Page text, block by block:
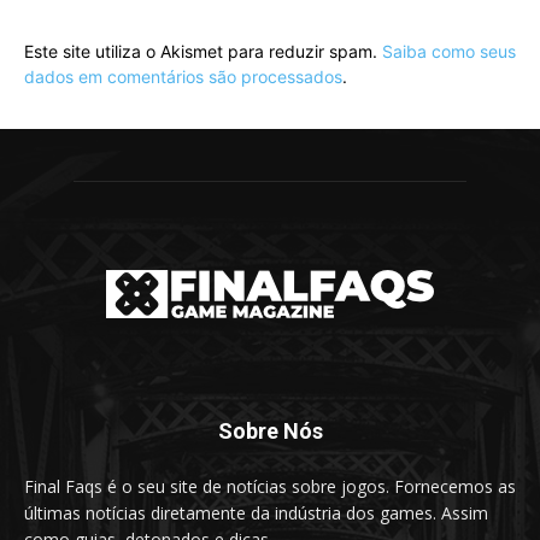
Este site utiliza o Akismet para reduzir spam. Saiba como seus
dados em comentários são processados.
Sobre Nós
Final Faqs é o seu site de notícias sobre jogos. Fornecemos as
últimas notícias diretamente da indústria dos games. Assim